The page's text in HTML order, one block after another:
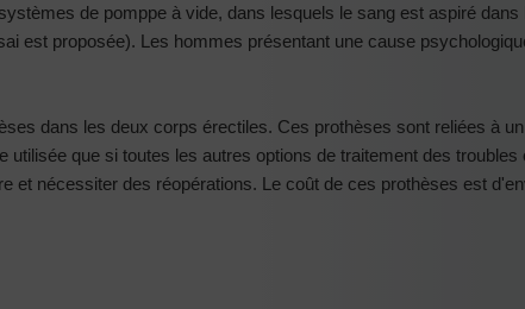
de pomppe à vide, dans lesquels le sang est aspiré
est proposée). Les hommes présentant une cause
dans les deux corps érectiles. Ces prothèses sont reliées à
que si toutes les autres options de traitement des
et nécessiter des réopérations. Le coût de ces prothèses est